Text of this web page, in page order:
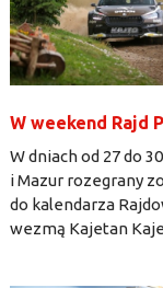
W weekend Rajd
W dniach od 27 do
i Mazur rozegrany
do kalendarza
wezmą Kajetan